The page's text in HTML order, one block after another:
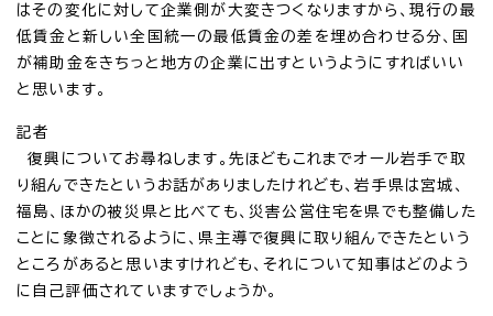
はその変化に対して企業側が大変きつくなりますから、現行の最
低賃金と新しい全国統一の最低賃金の差を埋め合わせる分、国
が補助金をきちっと地方の企業に出すというようにすればいい
と思います。
記者
復興についてお尋ねします。先ほどもこれまでオール岩手で取
り組んできたというお話がありましたけれども、岩手県は宮城、
福島、ほかの被災県と比べても、災害公営住宅を県でも整備した
ことに象徴されるように、県主導で復興に取り組んできたという
ところがあると思いますけれども、それについて知事はどのよう
に自己評価されていますでしょうか。